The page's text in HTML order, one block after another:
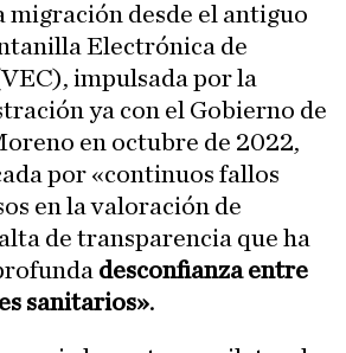
migración desde el antiguo
Electrónica de
impulsada por la
ya con el Gobierno de
en octubre de 2022,
por «continuos fallos
en la valoración de
de transparencia que ha
desconfianza entre
sanitarios».